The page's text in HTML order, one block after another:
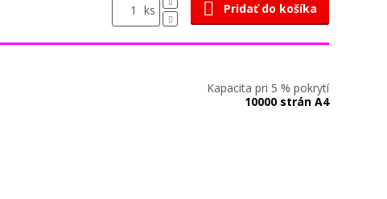
ks Pridať do košíka
Kapacita pri 5 % pokrytí
10000 strán A4